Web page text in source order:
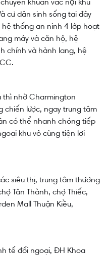
cư dân sinh sống tại đây
thống an ninh 4 lớp hoạt
máy và căn hộ, hệ
chính và hành lang, hệ
thì nhờ Charmington
chiến lược, ngay trung tâm
có thể nhanh chóng tiếp
khu vô cùng tiện lợi
siêu thị, trung tâm thương
Tân Thành, chợ Thiếc,
Mall Thuận Kiều,
tế đối ngoại, ĐH Khoa